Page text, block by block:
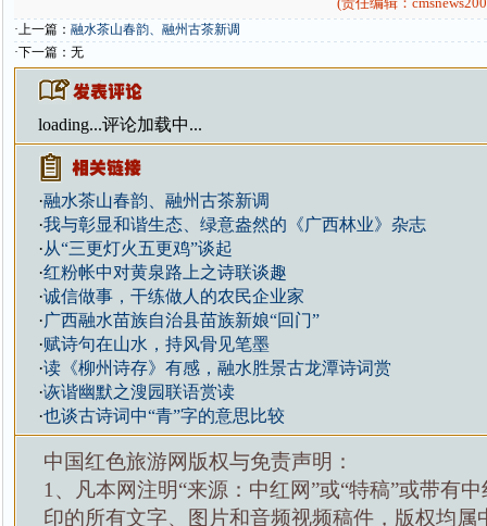
·上一篇： 融水茶山春韵、融州古茶新调
·下一篇：无
loading...评论加载中...
·融水茶山春韵、融州古茶新调
·我与彰显和谐生态、绿意盎然的《广西林业》杂志
·从“三更灯火五更鸡”谈起
·红粉帐中对黄泉路上之诗联谈趣
·诚信做事，干练做人的农民企业家
·广西融水苗族自治县苗族新娘“回门”
·赋诗句在山水，持风骨见笔墨
·读《柳州诗存》有感，融水胜景古龙潭诗词赏
·诙谐幽默之溲园联语赏读
·也谈古诗词中“青”字的意思比较
中国红色旅游网版权与免责声明：
1、凡本网注明“来源：中红网”或“特稿”或带有
印的所有文字、图片和音频视频稿件，版权均属